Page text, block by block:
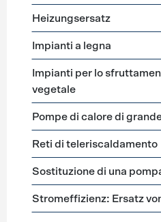
Heizungsersatz
Impianti a legna
Impianti per lo
vegetale
Pompe di calore di
Reti di teleriscaldamento
Sostituzione di una
Stromeffizienz: Ersatz